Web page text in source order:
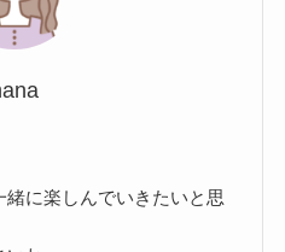
に楽しんでいきたいと思